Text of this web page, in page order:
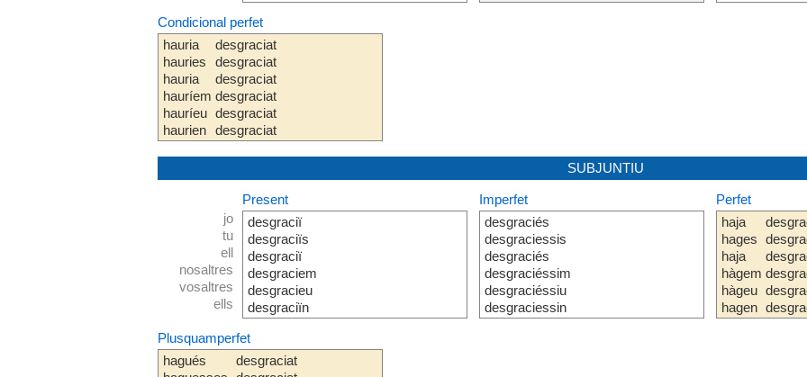
Condicional perfet
hauria
hauries
hauria
hauríem
hauríeu
haurien
desgraciat
desgraciat
desgraciat
desgraciat
desgraciat
desgraciat
SUBJUNTIU
jo
tu
ell
nosaltres
vosaltres
ells
Present
desgraciï
desgraciïs
desgraciï
desgraciem
desgracieu
desgraciïn
Imperfet
desgraciés
desgraciessis
desgraciés
desgraciéssim
desgraciéssiu
desgraciessin
Perfet
haja
hages
haja
hàgem
hàgeu
hagen
Plusquamperfet
hagués
desgraciat